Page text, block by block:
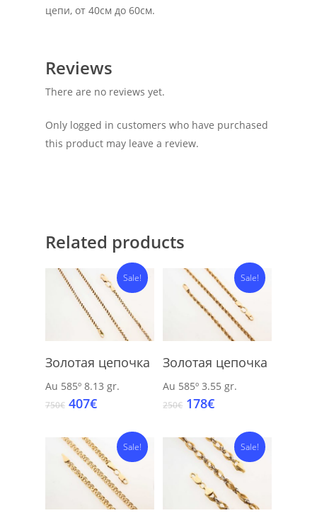
цепи, от 40см до 60см.
Reviews
There are no reviews yet.
Only logged in customers who have purchased
this product may leave a review.
Related products
Sale!
Золотая цепочка
Au 585º 8.13 gr.
750€ Original
was:
750€.
407€Current
407€.
Sale!
Золотая цепочка
Au 585º 3.55 gr.
250€ Original
was:
250€.
178€Current
is:
178€.
Sale! Sale!